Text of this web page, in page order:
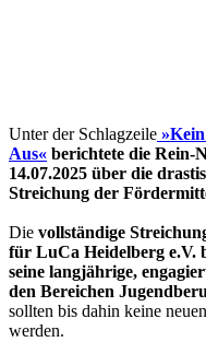
Unter der Schlagzeile
Aus« berichtete die Rein-
14.07.2025 über die
Streichung der
Die vollständige
für LuCa Heidelberg e.V.
seine langjährige,
den Bereichen
sollten bis dahin keine
werden.